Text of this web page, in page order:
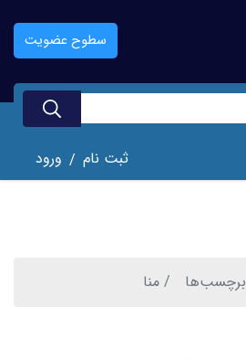
سطوح عضویت
ثبت نام / ورود
برچسب‌ها منا